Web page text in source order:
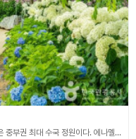
유구천 1㎞ 구간에 수국 약 22종, 16,000본을 심은 중부권 최대 수국 정원이다. 에나멜수국, 목수국 등 다양한 수국을 만나볼 수 있으며, 능수벚나무, 작약, 수선화 등 계절 꽃이 사계절 내내 피어 있어 수국과 함께 관람이 가능하다. 곳곳에 포토존이 마련되어 있어 인생샷 촬영이 가능하다. 매년 수국이 만개하는 시기에는 유구읍 일원에서 꽃 축제가 열린다. 공연 프로그램, 수국단밤포차, 경관조성, 편의시설 등이 운영된다.